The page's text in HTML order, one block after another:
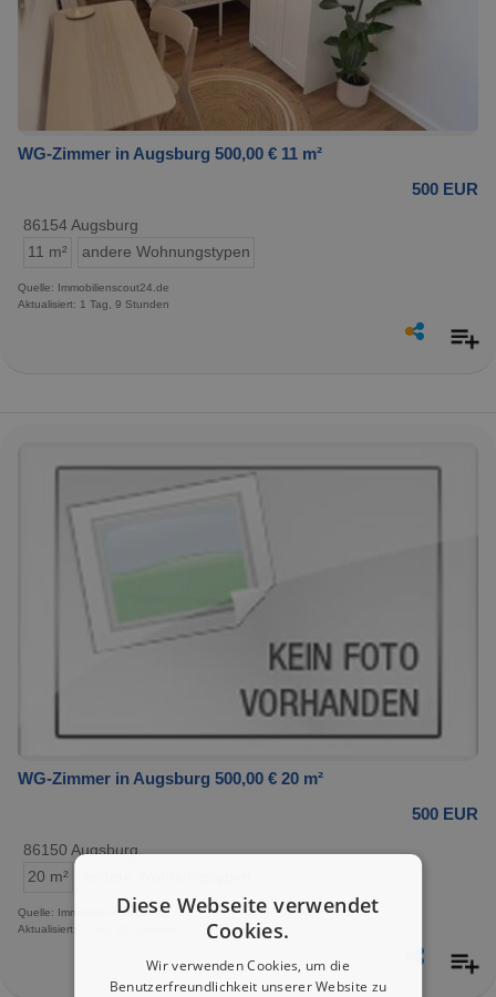
WG-Zimmer in Augsburg 500,00 € 11 m²
500 EUR
86154 Augsburg
11 m²
andere Wohnungstypen
Quelle: Immobilienscout24.de
Aktualisiert: 1 Tag, 9 Stunden
WG-Zimmer in Augsburg 500,00 € 20 m²
500 EUR
86150 Augsburg
20 m²
Quelle: Immobilienscout24.de
Aktualisiert: 1 Tag, 22 Stunden
Diese Webseite verwendet
Cookies.
Wir verwenden Cookies, um die
Benutzerfreundlichkeit unserer Website zu